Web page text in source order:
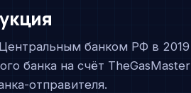
банком РФ в 2019
банка на счёт TheGasMaster
отправителя.